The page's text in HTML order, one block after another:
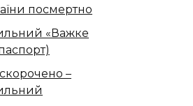
посмертно
«Важке
–